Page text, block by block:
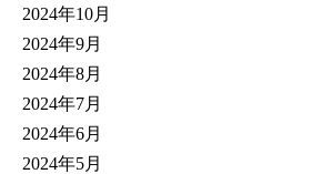
2024年10月
2024年9月
2024年8月
2024年7月
2024年6月
2024年5月